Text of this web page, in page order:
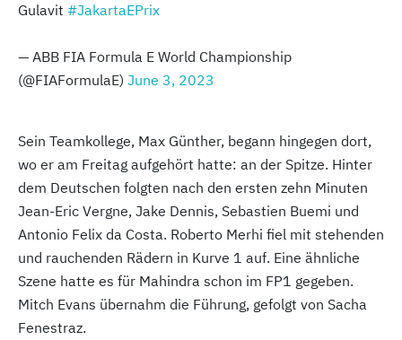
Gulavit #JakartaEPrix
— ABB FIA Formula E World Championship
(@FIAFormulaE) June 3, 2023
Sein Teamkollege, Max Günther, begann hingegen dort,
wo er am Freitag aufgehört hatte: an der Spitze. Hinter
dem Deutschen folgten nach den ersten zehn Minuten
Jean-Eric Vergne, Jake Dennis, Sebastien Buemi und
Antonio Felix da Costa. Roberto Merhi fiel mit stehenden
und rauchenden Rädern in Kurve 1 auf. Eine ähnliche
Szene hatte es für Mahindra schon im FP1 gegeben.
Mitch Evans übernahm die Führung, gefolgt von Sacha
Fenestraz.